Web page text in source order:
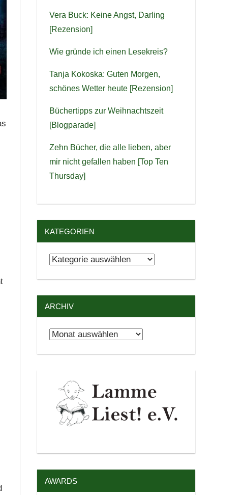
Vera Buck: Keine Angst, Darling
[Rezension]
Wie gründe ich einen Lesekreis?
Tanja Kokoska: Guten Morgen,
schönes Wetter heute [Rezension]
Büchertipps zur Weihnachtszeit
[Blogparade]
Zehn Bücher, die alle lieben, aber
mir nicht gefallen haben [Top Ten
Thursday]
KATEGORIEN
Kategorien
ARCHIV
Archiv
AWARDS